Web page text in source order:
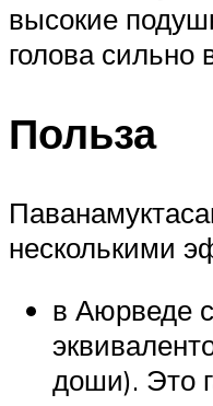
высокие
голова сильно
Польза
несколькими
в Аюрведе
доши). Это